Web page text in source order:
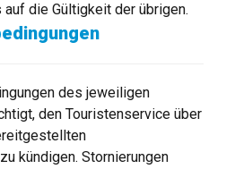
die Gültigkeit der übrigen.
des jeweiligen
den Touristenservice über
kündigen. Stornierungen